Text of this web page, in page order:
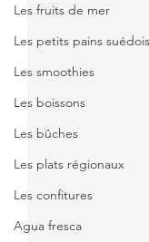
Les fruits de mer
Les petits pains suédois
Les smoothies
Les boissons
Les bûches
Les plats régionaux
Les confitures
Agua fresca